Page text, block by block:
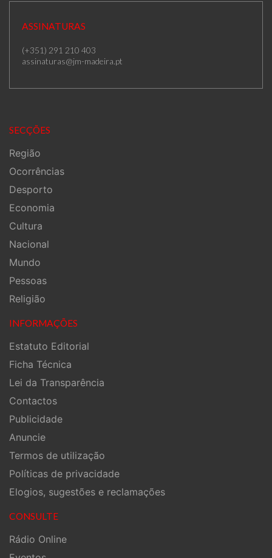
ASSINATURAS
(+351) 291 210 403
assinaturas@jm-madeira.pt
SECÇÕES
Região
Ocorrências
Desporto
Economia
Cultura
Nacional
Mundo
Pessoas
Religião
INFORMAÇÕES
Estatuto Editorial
Ficha Técnica
Lei da Transparência
Contactos
Publicidade
Anuncie
Termos de utilização
Políticas de privacidade
Elogios, sugestões e reclamações
CONSULTE
Rádio Online